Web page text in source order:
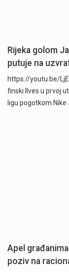
Rijeka golom
putuje na
https://youtu.be/
finski Ilves u prvoj
ligu pogotkom
Apel
poziv na